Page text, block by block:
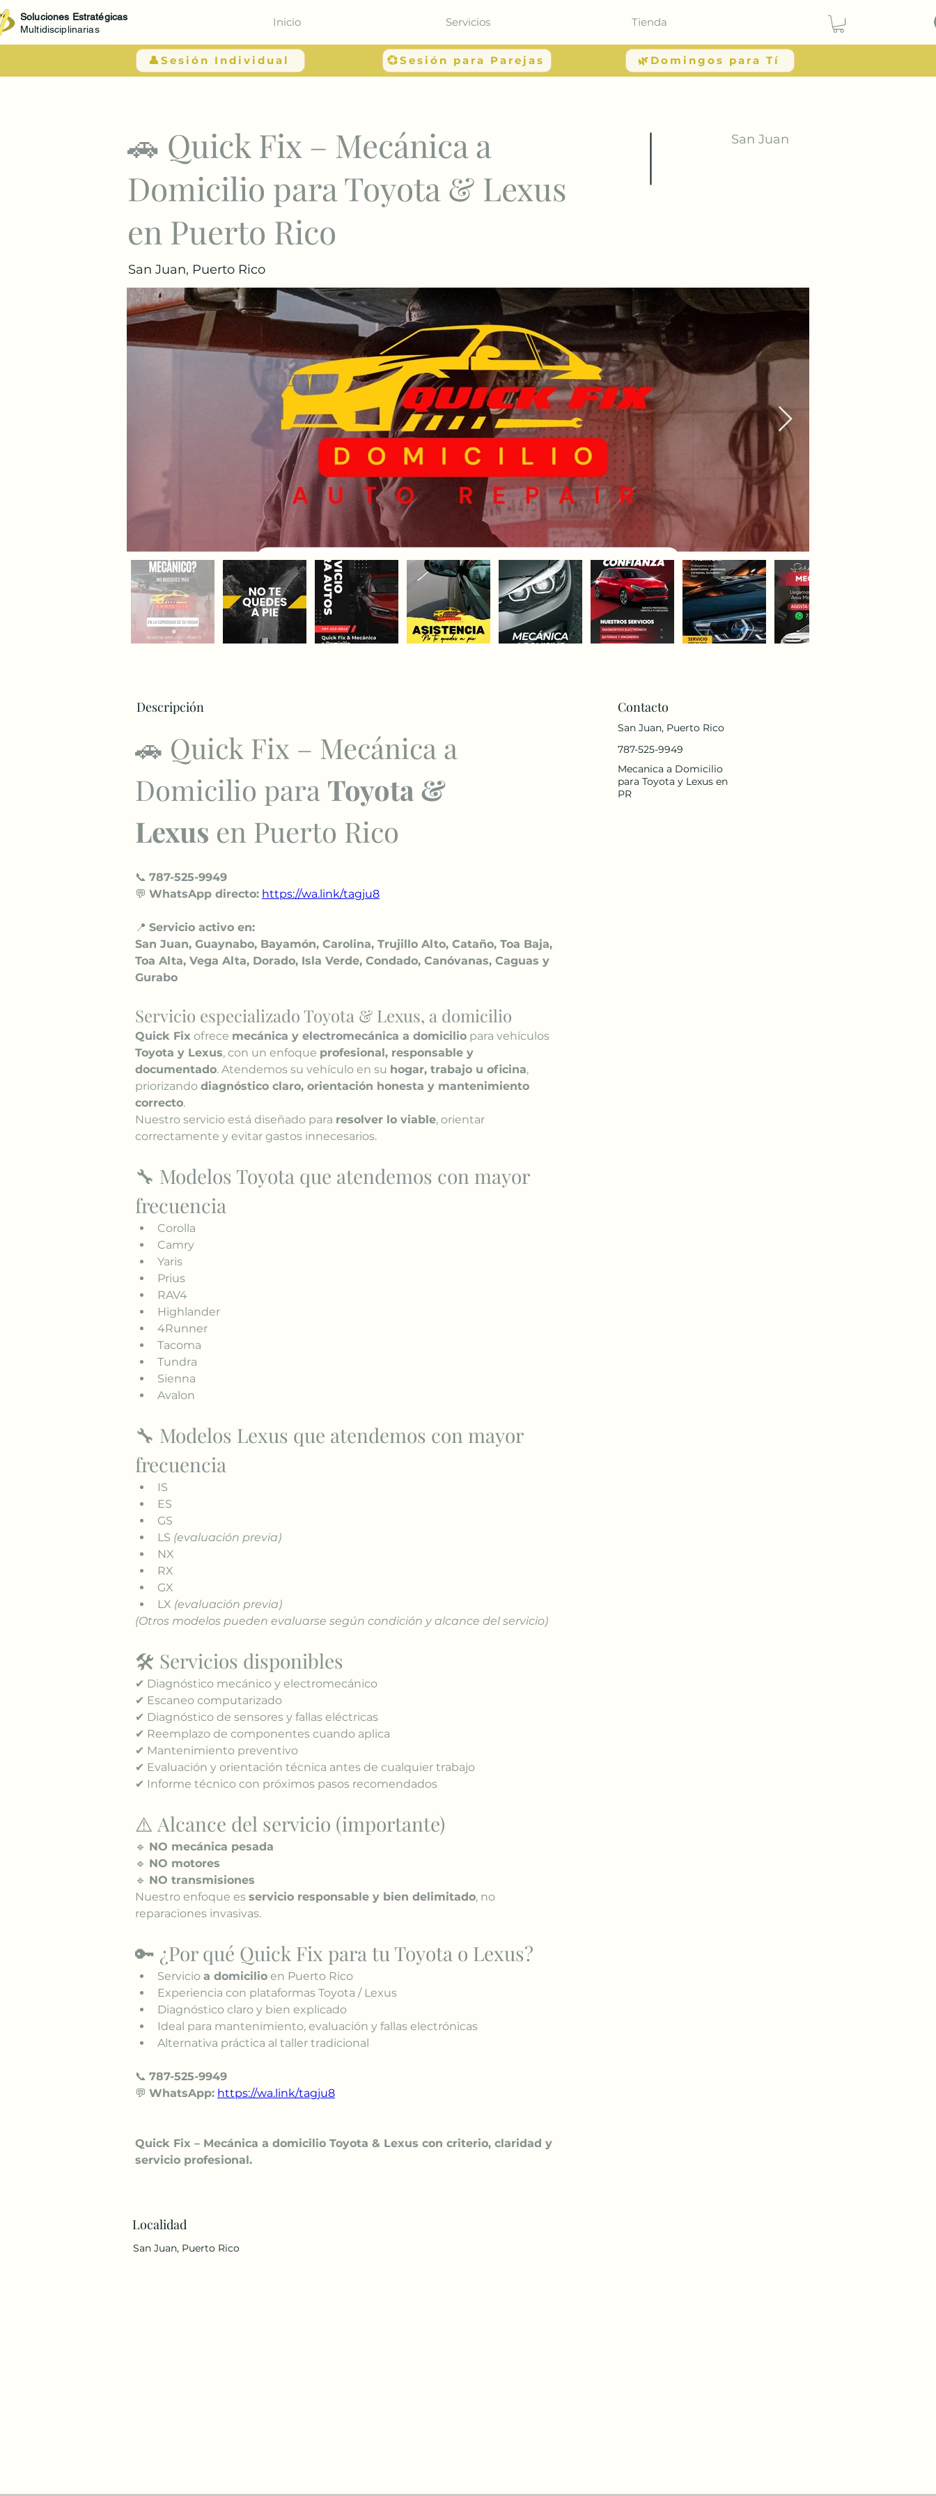
Soluciones Estratégicas
Multidisciplinarias
Inicio Servicios Tienda
👤Sesión Individual 💞Sesión para Parejas 🌿Domingos para Tí
🚗 Quick Fix – Mecánica a
Domicilio para Toyota & Lexus
en Puerto Rico
San Juan, Puerto Rico
San Juan
Descripción
🚗 Quick Fix – Mecánica a
Domicilio para Toyota &
Lexus en Puerto Rico
📞 787-525-9949
💬 WhatsApp directo: https://wa.link/tagju8
📍 Servicio activo en:
San Juan, Guaynabo, Bayamón, Carolina, Trujillo Alto, Cataño, Toa Baja,
Toa Alta, Vega Alta, Dorado, Isla Verde, Condado, Canóvanas, Caguas y
Gurabo
Servicio especializado Toyota & Lexus, a domicilio
Quick Fix ofrece mecánica y electromecánica a domicilio para vehículos
Toyota y Lexus, con un enfoque profesional, responsable y
documentado. Atendemos su vehículo en su hogar, trabajo u oficina,
priorizando diagnóstico claro, orientación honesta y mantenimiento
correcto.
Nuestro servicio está diseñado para resolver lo viable, orientar
correctamente y evitar gastos innecesarios.
🔧 Modelos Toyota que atendemos con mayor
frecuencia
Corolla
Camry
Yaris
Prius
RAV4
Highlander
4Runner
Tacoma
Tundra
Sienna
Avalon
🔧 Modelos Lexus que atendemos con mayor
frecuencia
IS
ES
GS
LS (evaluación previa)
NX
RX
GX
LX (evaluación previa)
(Otros modelos pueden evaluarse según condición y alcance del servicio)
🛠️ Servicios disponibles
✔ Diagnóstico mecánico y electromecánico
✔ Escaneo computarizado
✔ Diagnóstico de sensores y fallas eléctricas
✔ Reemplazo de componentes cuando aplica
✔ Mantenimiento preventivo
✔ Evaluación y orientación técnica antes de cualquier trabajo
✔ Informe técnico con próximos pasos recomendados
⚠️ Alcance del servicio (importante)
🔹 NO mecánica pesada
🔹 NO motores
🔹 NO transmisiones
Nuestro enfoque es servicio responsable y bien delimitado, no
reparaciones invasivas.
🔑 ¿Por qué Quick Fix para tu Toyota o Lexus?
Servicio a domicilio en Puerto Rico
Experiencia con plataformas Toyota / Lexus
Diagnóstico claro y bien explicado
Ideal para mantenimiento, evaluación y fallas electrónicas
Alternativa práctica al taller tradicional
📞 787-525-9949
💬 WhatsApp: https://wa.link/tagju8
Quick Fix – Mecánica a domicilio Toyota & Lexus con criterio, claridad y
servicio profesional.
Contacto
San Juan, Puerto Rico
787-525-9949
Mecanica a Domicilio
para Toyota y Lexus en
PR
Localidad
San Juan, Puerto Rico